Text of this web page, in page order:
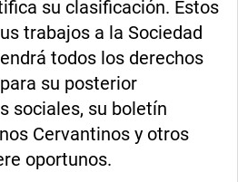
su clasificación. Estos
trabajos a la Sociedad
todos los derechos
su posterior
sociales, su boletín
Cervantinos y otros
oportunos.